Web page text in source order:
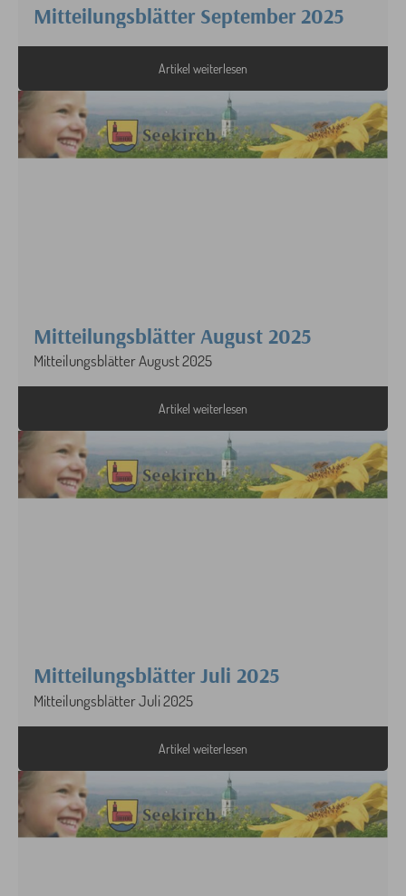
Mitteilungsblätter September 2025
Artikel weiterlesen
Mitteilungsblätter August 2025
Mitteilungsblätter August 2025
Artikel weiterlesen
Mitteilungsblätter Juli 2025
Mitteilungsblätter Juli 2025
Artikel weiterlesen